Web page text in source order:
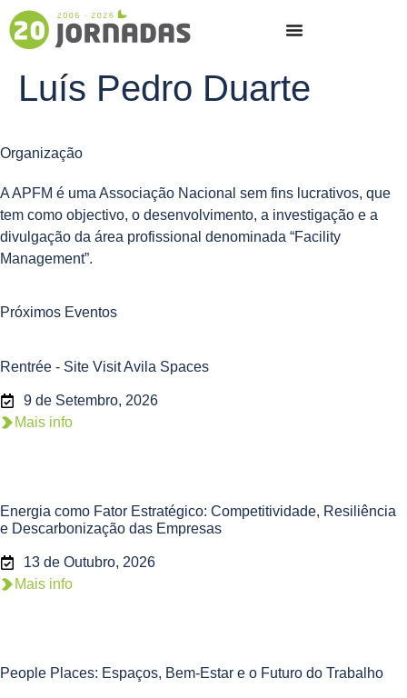
Luís Pedro Duarte
Organização
A APFM é uma Associação Nacional sem fins lucrativos, que
tem como objectivo, o desenvolvimento, a investigação e a
divulgação da área profissional denominada “Facility
Management”.
Próximos Eventos
Rentrée - Site Visit Avila Spaces
9 de Setembro, 2026
Mais info
Energia como Fator Estratégico: Competitividade, Resiliência
e Descarbonização das Empresas
13 de Outubro, 2026
Mais info
People Places: Espaços, Bem-Estar e o Futuro do Trabalho